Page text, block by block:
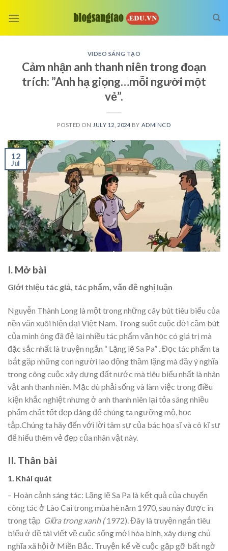
VIDEO SÁNG TẠO
Cảm nhận anh thanh niên trong đoạn
trích: ”Anh hạ giọng…mỗi người một
vẻ”.
POSTED ON JULY 12, 2024 BY ADMINCD
12
Jul
I. Mở bài
Giới thiệu tác giả, tác phẩm, vấn đề nghị luận
Nguyễn Thành Long là một trong những cây bút tiêu biểu của
nền văn xuôi hiện đại Việt Nam. Trong suốt cuộc đời cầm bút
của mình ông đã đẻ lại nhiều tác phẩm văn học có giá trị mà
đặc sắc nhất là truyện ngắn “ Lặng lẽ Sa Pa” . Đọc tác phẩm ta
bắt gặp những con người lao động thầm lặng mà đầy ý nghĩa
trong công cuộc xây dựng đất nước mà tiêu biểu nhất là nhân
vật anh thanh niên. Mặc dù phải sống và làm việc trong điều
kiện khắc nghiệt nhưng ở anh thanh niên lại tỏa sáng nhiều
phẩm chất tốt đẹp đáng để chúng ta ngưỡng mộ, học
tập.Chúng ta hãy đến với lời tâm sự của bác họa sĩ và cô kĩ sư
để hiểu thêm vẻ đẹp của nhân vật này.
II. Thân bài
1. Khái quát
– Hoàn cảnh sáng tác: Lặng lẽ Sa Pa là kết quả của chuyến
công tác ở Lào Cai trong mùa hè năm 1970, sau này được in
trong tập Giữa trong xanh (1972). Đây là truyện ngắn tiêu
biểu ở đề tài viết về cuộc sống mới hòa bình, xây dựng chủ
nghĩa xã hội ở Miền Bắc. Truyện kể về cuộc gặp gỡ bất ngờ